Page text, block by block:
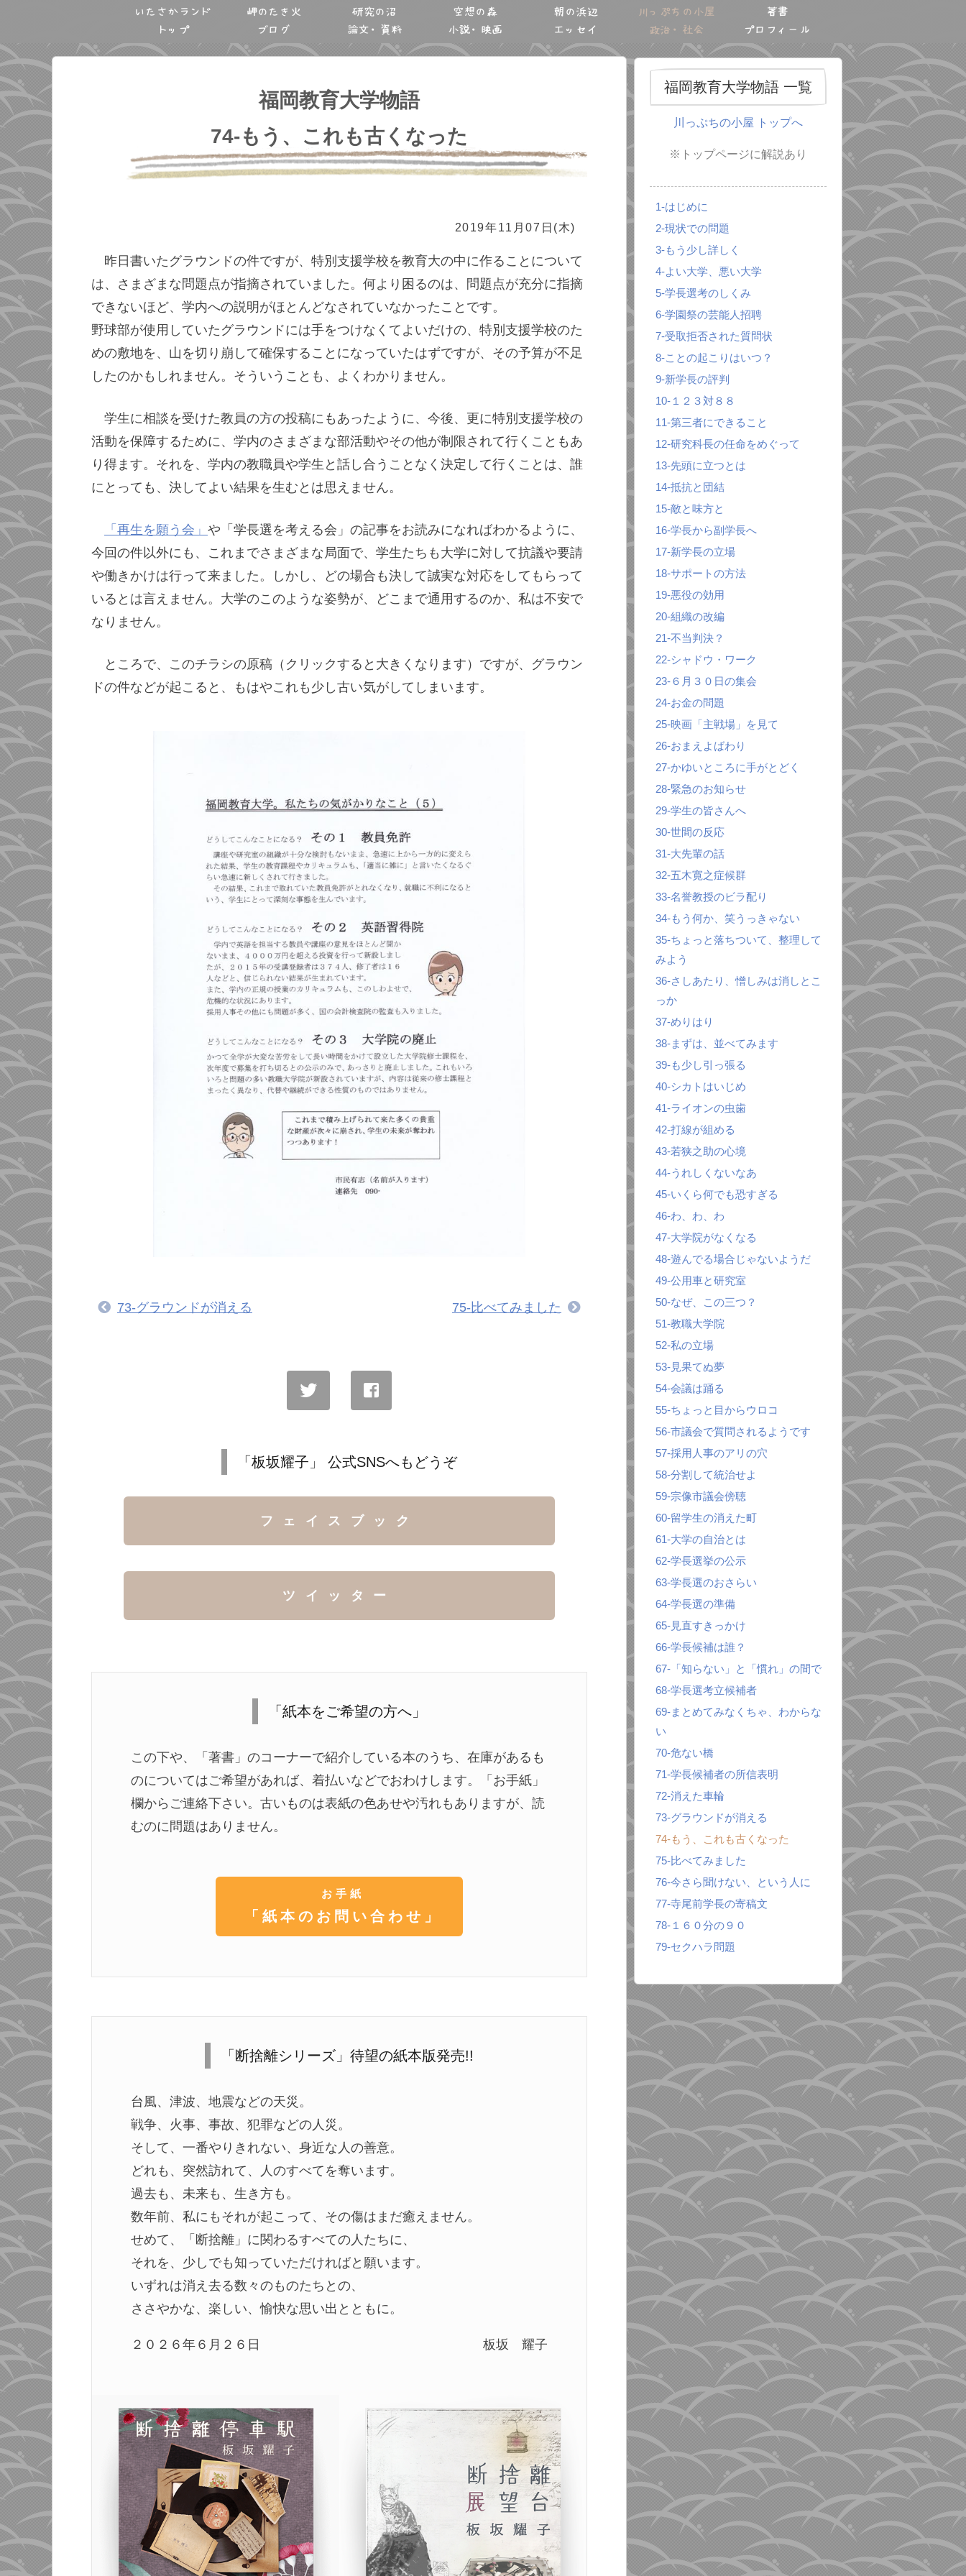
いたさかランド
トップ
岬のたき火
ブログ
研究の沼
論文・資料
空想の森
小説・映画
朝の浜辺
エッセイ
川っぷちの小屋
政治・社会
著書
プロフィール
福岡教育大学物語
74-もう、これも古くなった
2019年11月07日(木)
昨日書いたグラウンドの件ですが、特別支援学校を教育大の中に作ることについて
は、さまざまな問題点が指摘されていました。何より困るのは、問題点が充分に指摘
できないほど、学内への説明がほとんどなされていなかったことです。
野球部が使用していたグラウンドには手をつけなくてよいだけの、特別支援学校のた
めの敷地を、山を切り崩して確保することになっていたはずですが、その予算が不足
したのかもしれません。そういうことも、よくわかりません。
学生に相談を受けた教員の方の投稿にもあったように、今後、更に特別支援学校の
活動を保障するために、学内のさまざまな部活動やその他が制限されて行くこともあ
り得ます。それを、学内の教職員や学生と話し合うことなく決定して行くことは、誰
にとっても、決してよい結果を生むとは思えません。
「再生を願う会」 や「学長選を考える会」の記事をお読みになればわかるように、
今回の件以外にも、これまでさまざまな局面で、学生たちも大学に対して抗議や要請
や働きかけは行って来ました。しかし、どの場合も決して誠実な対応をしてもらって
いるとは言えません。大学のこのような姿勢が、どこまで通用するのか、私は不安で
なりません。
ところで、このチラシの原稿（クリックすると大きくなります）ですが、グラウン
ドの件などが起こると、もはやこれも少し古い気がしてしまいます。
73-グラウンドが消える 75-比べてみました
「板坂耀子」 公式SNSへもどうぞ
フェイスブック
ツイッター
「紙本をご希望の方へ」
この下や、「著書」のコーナーで紹介している本のうち、在庫があるも
のについてはご希望があれば、着払いなどでおわけします。「お手紙」
欄からご連絡下さい。古いものは表紙の色あせや汚れもありますが、読
むのに問題はありません。
お手紙
「紙本のお問い合わせ」
「断捨離シリーズ」待望の紙本版発売!!
台風、津波、地震などの天災。
戦争、火事、事故、犯罪などの人災。
そして、一番やりきれない、身近な人の善意。
どれも、突然訪れて、人のすべてを奪います。
過去も、未来も、生き方も。
数年前、私にもそれが起こって、その傷はまだ癒えません。
せめて、「断捨離」に関わるすべての人たちに、
それを、少しでも知っていただければと願います。
いずれは消え去る数々のものたちとの、
ささやかな、楽しい、愉快な思い出とともに。
２０２６年６月２６日 板坂 耀子
福岡教育大学物語 一覧
川っぷちの小屋 トップへ
※トップページに解説あり
1-はじめに
2-現状での問題
3-もう少し詳しく
4-よい大学、悪い大学
5-学長選考のしくみ
6-学園祭の芸能人招聘
7-受取拒否された質問状
8-ことの起こりはいつ？
9-新学長の評判
10-１２３対８８
11-第三者にできること
12-研究科長の任命をめぐって
13-先頭に立つとは
14-抵抗と団結
15-敵と味方と
16-学長から副学長へ
17-新学長の立場
18-サポートの方法
19-悪役の効用
20-組織の改編
21-不当判決？
22-シャドウ・ワーク
23-６月３０日の集会
24-お金の問題
25-映画「主戦場」を見て
26-おまえよばわり
27-かゆいところに手がとどく
28-緊急のお知らせ
29-学生の皆さんへ
30-世間の反応
31-大先輩の話
32-五木寛之症候群
33-名誉教授のビラ配り
34-もう何か、笑うっきゃない
35-ちょっと落ちついて、整理して
みよう
36-さしあたり、憎しみは消しとこ
っか
37-めりはり
38-まずは、並べてみます
39-も少し引っ張る
40-シカトはいじめ
41-ライオンの虫歯
42-打線が組める
43-若狭之助の心境
44-うれしくないなあ
45-いくら何でも恐すぎる
46-わ、わ、わ
47-大学院がなくなる
48-遊んでる場合じゃないようだ
49-公用車と研究室
50-なぜ、この三つ？
51-教職大学院
52-私の立場
53-見果てぬ夢
54-会議は踊る
55-ちょっと目からウロコ
56-市議会で質問されるようです
57-採用人事のアリの穴
58-分割して統治せよ
59-宗像市議会傍聴
60-留学生の消えた町
61-大学の自治とは
62-学長選挙の公示
63-学長選のおさらい
64-学長選の準備
65-見直すきっかけ
66-学長候補は誰？
67-「知らない」と「慣れ」の間で
68-学長選考立候補者
69-まとめてみなくちゃ、わからな
い
70-危ない橋
71-学長候補者の所信表明
72-消えた車輪
73-グラウンドが消える
74-もう、これも古くなった
75-比べてみました
76-今さら聞けない、という人に
77-寺尾前学長の寄稿文
78-１６０分の９０
79-セクハラ問題